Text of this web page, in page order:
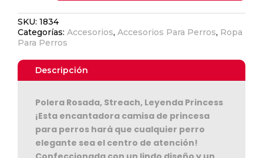
Ver Carrito
De
Algodon
cantidad
SKU:1834
Categorías:Accesorios,Accesorios Para Perros, Ropa
Para Perros
Descripción
Polera Rosada, Streach, Leyenda Princess
¡Esta encantadora camisa de princesa
para perros hará que cualquier perro
elegante sea el centro de atención!